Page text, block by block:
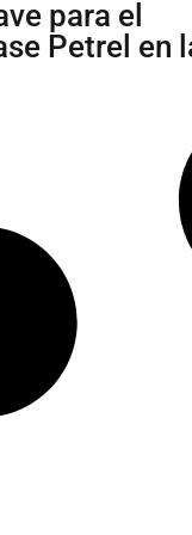
para el
Petrel en